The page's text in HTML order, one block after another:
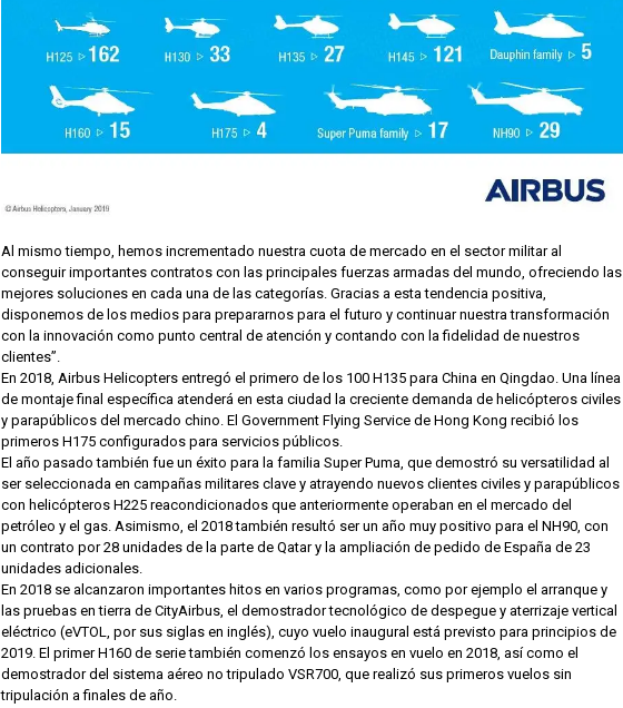
Al mismo tiempo, hemos incrementado nuestra cuota de mercado en el sector militar al
conseguir importantes contratos con las principales fuerzas armadas del mundo, ofreciendo las
mejores soluciones en cada una de las categorías. Gracias a esta tendencia positiva,
disponemos de los medios para prepararnos para el futuro y continuar nuestra transformación
con la innovación como punto central de atención y contando con la fidelidad de nuestros
clientes”.
En 2018, Airbus Helicopters entregó el primero de los 100 H135 para China en Qingdao. Una línea
de montaje final específica atenderá en esta ciudad la creciente demanda de helicópteros civiles
y parapúblicos del mercado chino. El Government Flying Service de Hong Kong recibió los
primeros H175 configurados para servicios públicos.
El año pasado también fue un éxito para la familia Super Puma, que demostró su versatilidad al
ser seleccionada en campañas militares clave y atrayendo nuevos clientes civiles y parapúblicos
con helicópteros H225 reacondicionados que anteriormente operaban en el mercado del
petróleo y el gas. Asimismo, el 2018 también resultó ser un año muy positivo para el NH90, con
un contrato por 28 unidades de la parte de Qatar y la ampliación de pedido de España de 23
unidades adicionales.
En 2018 se alcanzaron importantes hitos en varios programas, como por ejemplo el arranque y
las pruebas en tierra de CityAirbus, el demostrador tecnológico de despegue y aterrizaje vertical
eléctrico (eVTOL, por sus siglas en inglés), cuyo vuelo inaugural está previsto para principios de
2019. El primer H160 de serie también comenzó los ensayos en vuelo en 2018, así como el
demostrador del sistema aéreo no tripulado VSR700, que realizó sus primeros vuelos sin
tripulación a finales de año.